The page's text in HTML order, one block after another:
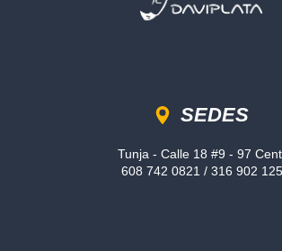
SEDES
Tunja - Calle 18 #9 - 97
608 742 0821 / 316 902